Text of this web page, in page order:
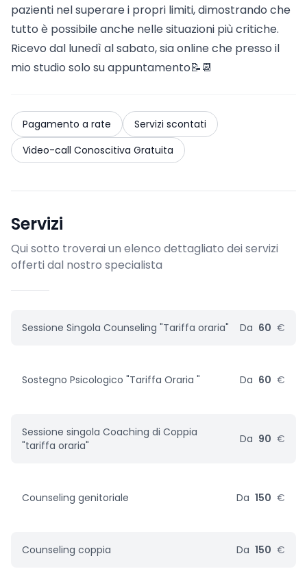
pazienti nel superare i propri limiti, dimostrando che
tutto è possibile anche nelle situazioni più critiche.
Ricevo dal lunedì al sabato, sia online che presso il
mio studio solo su appuntamento📝📆
Pagamento a rate
Servizi scontati
Video-call Conoscitiva Gratuita
Servizi
Qui sotto troverai un elenco dettagliato dei servizi
offerti dal nostro specialista
Sessione Singola Counseling "Tariffa oraria" Da 60 €
Sostegno Psicologico "Tariffa Oraria " Da 60 €
Sessione singola Coaching di Coppia
"tariffa oraria"
Da 90 €
Counseling genitoriale Da 150 €
Counseling coppia Da 150 €